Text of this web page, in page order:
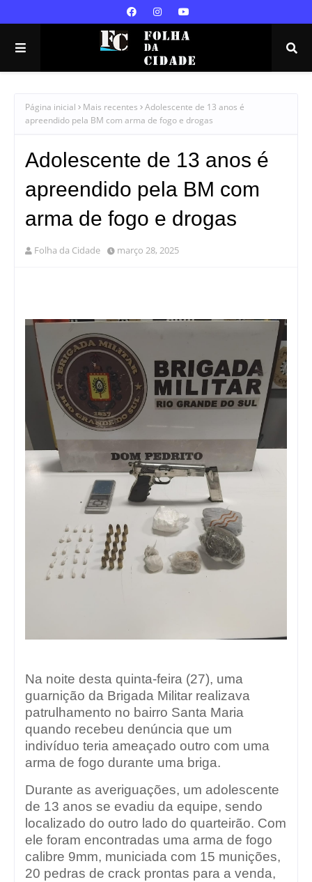
Página inicial Mais recentes
Adolescente de 13 anos é
apreendido pela BM com arma de fogo e drogas
Adolescente de 13 anos é
apreendido pela BM com
arma de fogo e drogas
Folha da Cidade março 28, 2025
Na noite desta quinta-feira (27), uma
guarnição da Brigada Militar realizava
patrulhamento no bairro Santa Maria
quando recebeu denúncia que um
indivíduo teria ameaçado outro com uma
arma de fogo durante uma briga.
Durante as averiguações, um adolescente
de 13 anos se evadiu da equipe, sendo
localizado do outro lado do quarteirão. Com
ele foram encontradas uma arma de fogo
calibre 9mm, municiada com 15 munições,
20 pedras de crack prontas para a venda,